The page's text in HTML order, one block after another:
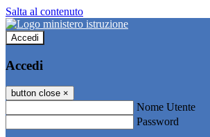
Salta al contenuto
Accedi
Accedi
button close ×
Nome Utente
Password